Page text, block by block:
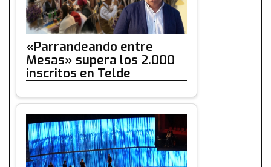
«Parrandeando entre
Mesas» supera los 2.000
inscritos en Telde